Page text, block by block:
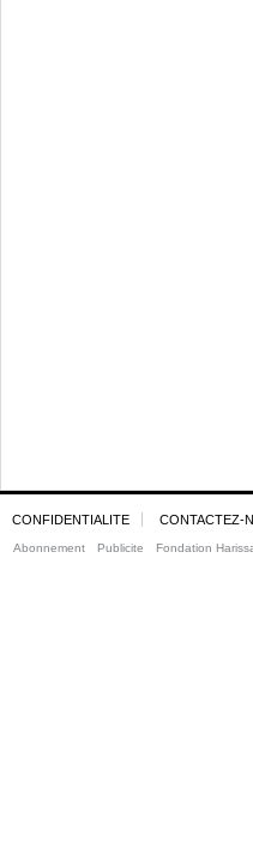
CONFIDENTIALITE CONTACTEZ-
Abonnement Publicite Fondation